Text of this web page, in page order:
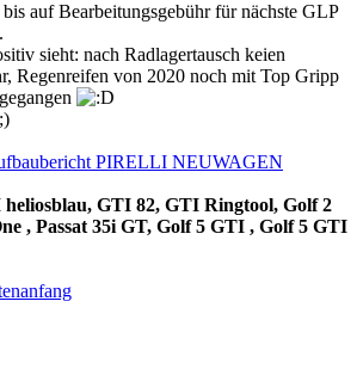
auf Bearbeitungsgebühr für nächste GLP
sieht: nach Radlagertausch keien
Regenreifen von 2020 noch mit Top Gripp
PIRELLI NEUWAGEN
GTI 82, GTI Ringtool, Golf 2
, Passat 35i GT, Golf 5 GTI , Golf 5 GTI